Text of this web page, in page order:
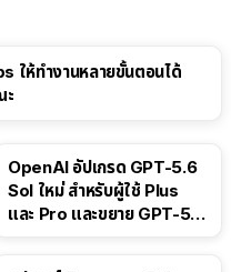
ให้ทำงานหลายขั้นตอนได้
ะ
OpenAI อัปเกรด GPT-5.6
Sol ใหม่ สำหรับผู้ใช้ Plus
และ Pro และขยาย GPT-5.6